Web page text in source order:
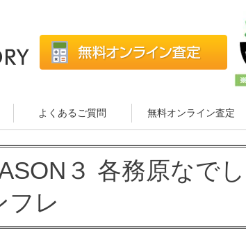
よくあるご質問 無料オンライン査定
３ 各務原なでし
フレ